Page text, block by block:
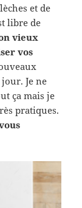
et de
libre de
vieux
vos
Je ne
ça mais je
pratiques.